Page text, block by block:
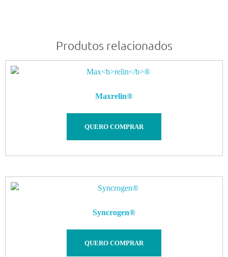
Produtos relacionados
Maxrelin®
QUERO COMPRAR
Syncrogen®
QUERO COMPRAR